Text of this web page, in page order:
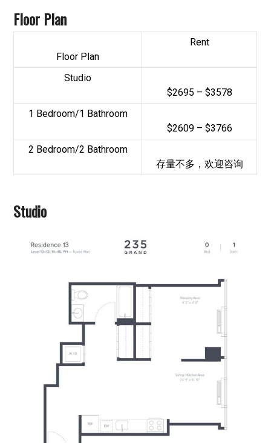
Floor Plan
Floor Plan
Rent
Studio
$2695 – $3578
1 Bedroom/1 Bathroom
$2609 – $3766
2 Bedroom/2 Bathroom
存量不多，欢迎咨询
Studio